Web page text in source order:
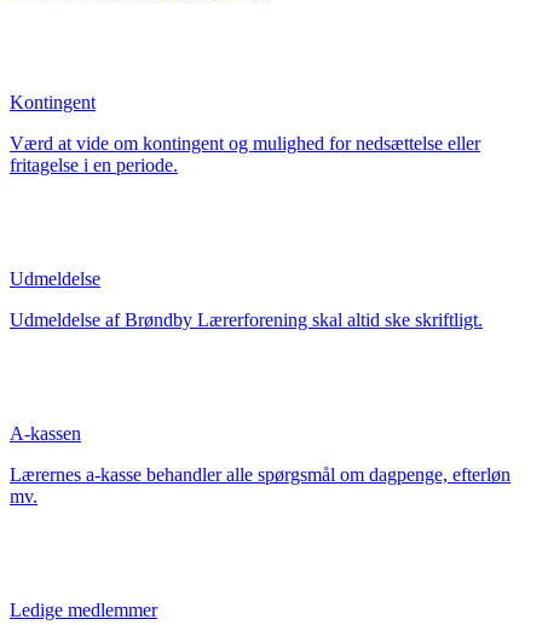
Kontingent
Værd at vide om kontingent og mulighed for nedsættelse eller
fritagelse i en periode.
Udmeldelse
Udmeldelse af Brøndby Lærerforening skal altid ske skriftligt.
A-kassen
Lærernes a-kasse behandler alle spørgsmål om dagpenge, efterløn
mv.
Ledige medlemmer